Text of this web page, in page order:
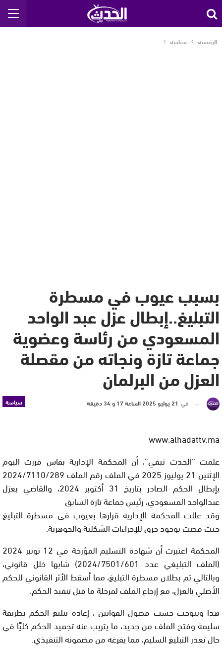
الرئيسية سياسة
بسبب عيوب في مسطرة
التبليغ..إبطال عزل عبد الواحد
المسعودي من رئاسة وعضوية
جماعة تازة ونجاته من مقصلة
العزل من البرلمان
سياسة في 21 يوليو 2025 الساعة 17 و 34 دقيقة
www.alhadattv.ma
علمت “الحدث تيفي”، أن المحكمة الإدارية بفاس قررت اليوم
الإثنين 21 يوليوز 2025 في الملف رقم الملف 2024/7110/289
بإبطال الحكم الصادر بتاريخ 31 أكتوبر 2024، والقاضي بعزل
عبدالواحد المسعودي، رئيس جماعة تازة السابق
وقد عللت المحكمة الإدارية قرارها بعيوب في مسطرة التبليغ
حيث قضت بوجود خرق للإجراءات الشكلية والجوهرية.
المحكمة اعتبرت أن شهادة التسليم المؤرخة في 12 نونبر 2024
(الملف التبليغي عدد 2024/7501/601) شابها خلل قانوني،
وبالتالي تم بطلان مسطرة التبليغ، مما أسقط الأثر القانوني للحكم
الأصلي بالعزل، مع إرجاع الملف لمرحلة ما قبل تنفيذ الحكم.
هذا ويتوجب حسب فصول القوانين ، إعادة تبليغ الحكم بطريقة
سليمة وفتح الملف من جديد، ما يتريب عنه تجميد الحكم كليًا في
حال تعذر التبليغ السليم، مما يفرغه من مضمونه التنفيذي.